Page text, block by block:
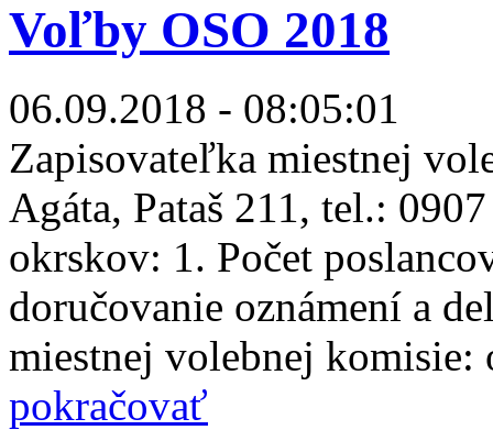
Voľby OSO 2018
06.09.2018 - 08:05:01
Zapisovateľka miestnej
Agáta, Pataš 211, tel.:
okrskov: 1. Počet
doručovanie oznámení a
miestnej volebnej komisie:
pokračovať